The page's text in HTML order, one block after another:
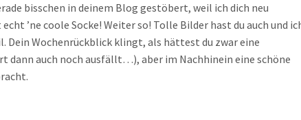
bisschen in deinem Blog gestöbert, weil ich dich neu
’ne coole Socke! Weiter so! Tolle Bilder hast du auch und
Dein Wochenrückblick klingt, als hättest du zwar eine
dann auch noch ausfällt…), aber im Nachhinein eine schöne